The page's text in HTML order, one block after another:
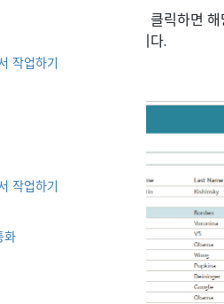
트에서 연락처의 이름을 클릭하면
연락처 정보가 표시됩니다.
작업하기
작업하기
화